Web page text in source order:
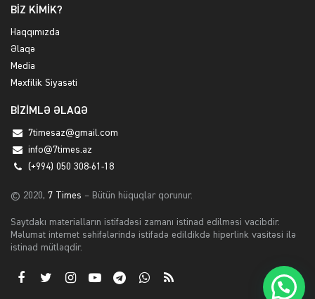
BİZ KİMİK?
Haqqımızda
Əlaqə
Media
Məxfilik Siyasəti
BİZİMLƏ ƏLAQƏ
7timesaz@gmail.com
info@7times.az
(+994) 050 308-61-18
© 2020, 7 Times – Bütün hüquqlar qorunur.
Saytdakı materialların istifadəsi zamanı istinad edilməsi vacibdir.
Məlumat internet səhifələrində istifadə edildikdə hiperlink vasitəsi ilə
istinad mütləqdir.